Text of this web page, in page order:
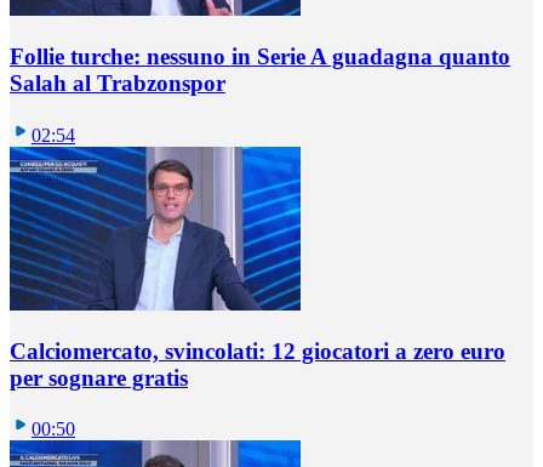
Follie turche: nessuno in Serie A guadagna quanto
Salah al Trabzonspor
02:54
Calciomercato, svincolati: 12 giocatori a zero euro
per sognare gratis
00:50